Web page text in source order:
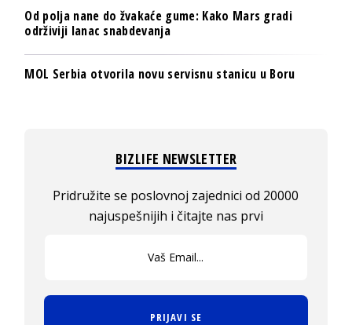
Od polja nane do žvakaće gume: Kako Mars gradi
održiviji lanac snabdevanja
MOL Serbia otvorila novu servisnu stanicu u Boru
BIZLIFE NEWSLETTER
Pridružite se poslovnoj zajednici od 20000
najuspešnijih i čitajte nas prvi
PRIJAVI SE